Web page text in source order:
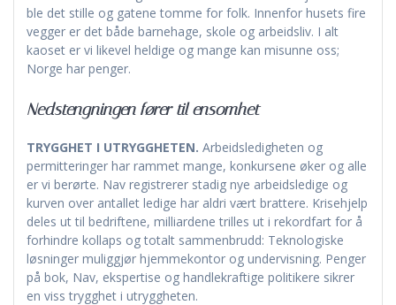
ble det stille og gatene tomme for folk. Innenfor husets fire
vegger er det både barnehage, skole og arbeidsliv. I alt
kaoset er vi likevel heldige og mange kan misunne oss;
Norge har penger.
Nedstengningen fører til ensomhet
TRYGGHET I UTRYGGHETEN. Arbeidsledigheten og
permitteringer har rammet mange, konkursene øker og alle
er vi berørte. Nav registrerer stadig nye arbeidsledige og
kurven over antallet ledige har aldri vært brattere. Krisehjelp
deles ut til bedriftene, milliardene trilles ut i rekordfart for å
forhindre kollaps og totalt sammenbrudd: Teknologiske
løsninger muliggjør hjemmekontor og undervisning. Penger
på bok, Nav, ekspertise og handlekraftige politikere sikrer
en viss trygghet i utryggheten.